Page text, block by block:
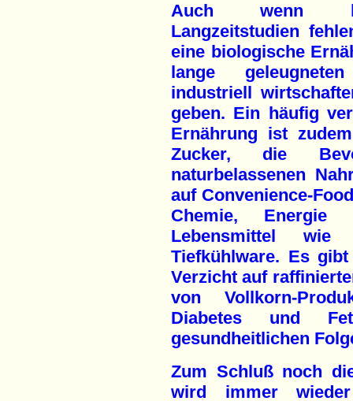
Auch wenn
Langzeitstudien
eine biologische
lange
industriell
geben. Ein häufig
Ernährung ist
Zucker, die
naturbelassenen
auf Convenience-
Chemie, Energie
Lebensmittel wie
Tiefkühlware. Es
Verzicht auf
von Vollkorn-
Diabetes und
gesundheitlichen
Zum Schluß noch
wird immer